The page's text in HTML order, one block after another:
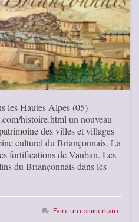
les Hautes Alpes (05)
histoire.html un nouveau
des villes et villages
culturel du Briançonnais. La
fortifications de Vauban. Les
du Briançonnais dans les
Faire un commentaire